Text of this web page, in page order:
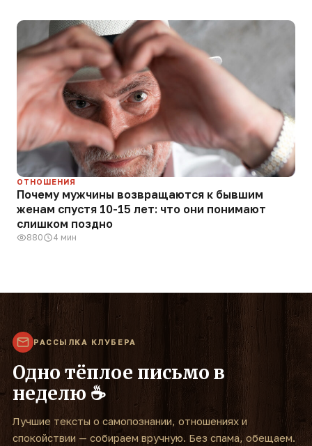
ОТНОШЕНИЯ
Почему мужчины возвращаются к бывшим
женам спустя 10-15 лет: что они понимают
слишком поздно
880 4 мин
РАССЫЛКА КЛУБЕРА
Одно тёплое письмо в
неделю ☕
Лучшие тексты о самопознании, отношениях и
спокойствии — собираем вручную. Без спама, обещаем.